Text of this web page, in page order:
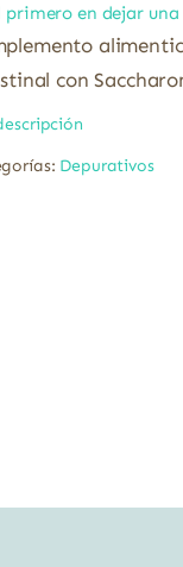
primero en dejar una
con
Depurativos